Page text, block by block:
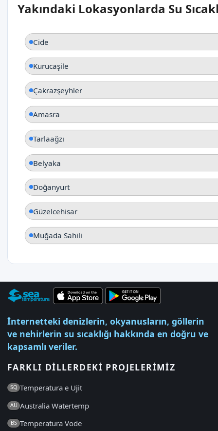
Yakındaki Lokasyonlarda Su
Cide
Kurucaşile
Çakrazşeyhler
Amasra
Tarlaağzı
Belyaka
Doğanyurt
Güzelcehisar
Muğada Sahili
İnternetteki denizlerin, okyanusların, göllerin
ve nehirlerin su sıcaklığı hakkında en doğru ve
kapsamlı veriler.
FARKLI DILLERDEKI PROJELERIMIZ
SQ Temperatura e Ujit
AU Australia Watertemp
BS Temperatura Vode